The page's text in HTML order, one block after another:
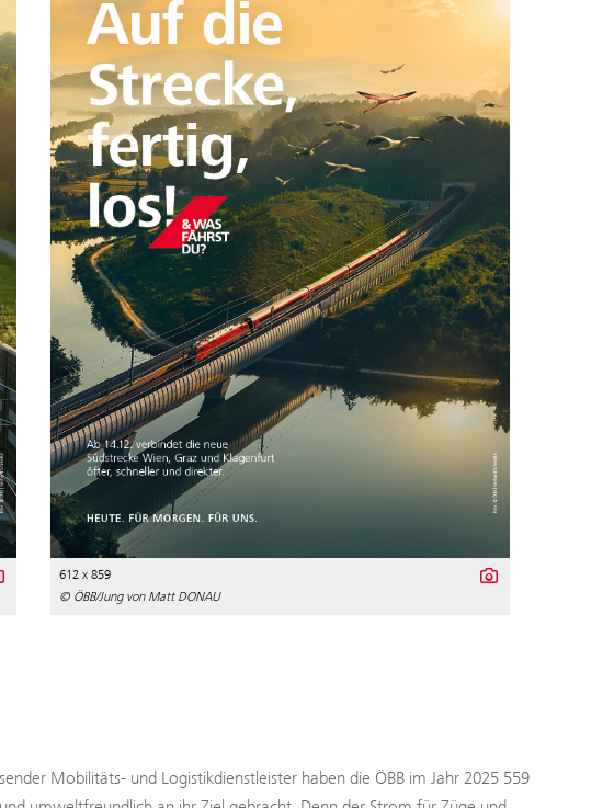
612 x 859
© ÖBB/Jung von Matt DONAU
Mobilitäts- und Logistikdienstleister haben die ÖBB im Jahr 2025 559